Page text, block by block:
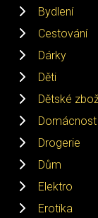
Bydlení
Cestování
Dárky
Děti
Dětské
Domácnost
Drogerie
Dům
Elektro
Erotika